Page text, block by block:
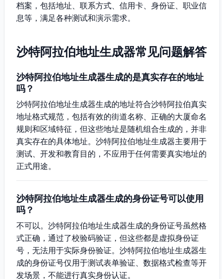
档案，包括地址、联系方式、信用卡、身份证、职业信
息等，满足各种测试和演示需求。
沙特阿拉伯地址生成器常见问题解答
沙特阿拉伯地址生成器生成的是真实存在的地址
吗？
沙特阿拉伯地址生成器生成的地址符合沙特阿拉伯真实
地址格式规范，包括有效的街道名称、正确的大厦命名
规则和区域特征，但这些地址是随机组合生成的，并非
真实存在的具体地址。沙特阿拉伯地址生成器主要用于
测试、开发和教育目的，不应用于任何需要真实地址的
正式用途。
沙特阿拉伯地址生成器生成的身份证号可以使用
吗？
不可以。沙特阿拉伯地址生成器生成的身份证号虽然格
式正确，通过了校验码验证，但这些都是虚拟身份证
号，无法用于实际身份验证。沙特阿拉伯地址生成器生
成的身份证号仅用于测试表单验证、数据格式检查等开
发场景，不能进行真实身份认证。